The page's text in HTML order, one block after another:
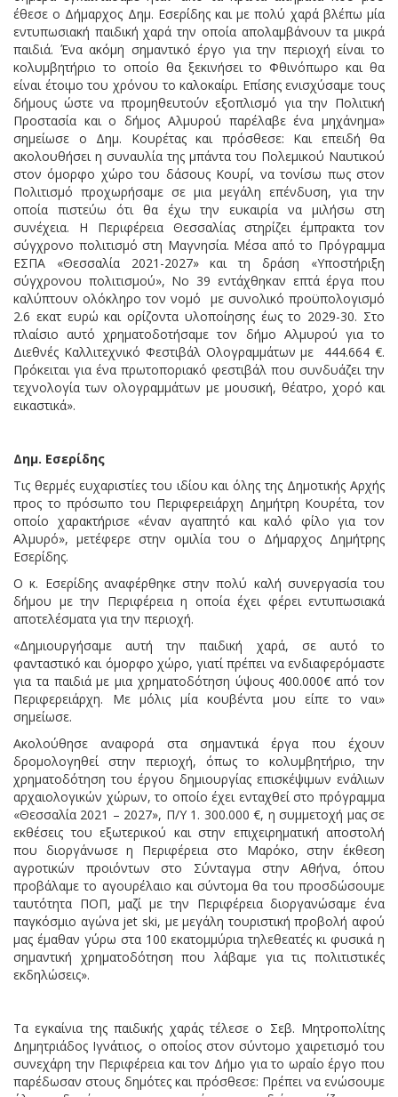
έθεσε ο Δήμαρχος Δημ. Εσερίδης και με πολύ χαρά βλέπω μία
εντυπωσιακή παιδική χαρά την οποία απολαμβάνουν τα μικρά
παιδιά. Ένα ακόμη σημαντικό έργο για την περιοχή είναι το
κολυμβητήριο το οποίο θα ξεκινήσει το Φθινόπωρο και θα
είναι έτοιμο του χρόνου το καλοκαίρι. Επίσης ενισχύσαμε τους
δήμους ώστε να προμηθευτούν εξοπλισμό για την Πολιτική
Προστασία και ο δήμος Αλμυρού παρέλαβε ένα μηχάνημα»
σημείωσε ο Δημ. Κουρέτας και πρόσθεσε: Και επειδή θα
ακολουθήσει η συναυλία της μπάντα του Πολεμικού Ναυτικού
στον όμορφο χώρο του δάσους Κουρί, να τονίσω πως στον
Πολιτισμό προχωρήσαμε σε μια μεγάλη επένδυση, για την
οποία πιστεύω ότι θα έχω την ευκαιρία να μιλήσω στη
συνέχεια. Η Περιφέρεια Θεσσαλίας στηρίζει έμπρακτα τον
σύγχρονο πολιτισμό στη Μαγνησία. Μέσα από το Πρόγραμμα
ΕΣΠΑ «Θεσσαλία 2021-2027» και τη δράση «Υποστήριξη
σύγχρονου πολιτισμού», Νο 39 εντάχθηκαν επτά έργα που
καλύπτουν ολόκληρο τον νομό με συνολικό προϋπολογισμό
2.6 εκατ ευρώ και ορίζοντα υλοποίησης έως το 2029-30. Στο
πλαίσιο αυτό χρηματοδοτήσαμε τον δήμο Αλμυρού για το
Διεθνές Καλλιτεχνικό Φεστιβάλ Ολογραμμάτων με 444.664 €.
Πρόκειται για ένα πρωτοποριακό φεστιβάλ που συνδυάζει την
τεχνολογία των ολογραμμάτων με μουσική, θέατρο, χορό και
εικαστικά».
Δημ. Εσερίδης
Τις θερμές ευχαριστίες του ιδίου και όλης της Δημοτικής Αρχής
προς το πρόσωπο του Περιφερειάρχη Δημήτρη Κουρέτα, τον
οποίο χαρακτήρισε «έναν αγαπητό και καλό φίλο για τον
Αλμυρό», μετέφερε στην ομιλία του ο Δήμαρχος Δημήτρης
Εσερίδης.
Ο κ. Εσερίδης αναφέρθηκε στην πολύ καλή συνεργασία του
δήμου με την Περιφέρεια η οποία έχει φέρει εντυπωσιακά
αποτελέσματα για την περιοχή.
«Δημιουργήσαμε αυτή την παιδική χαρά, σε αυτό το
φανταστικό και όμορφο χώρο, γιατί πρέπει να ενδιαφερόμαστε
για τα παιδιά με μια χρηματοδότηση ύψους 400.000€ από τον
Περιφερειάρχη. Με μόλις μία κουβέντα μου είπε το ναι»
σημείωσε.
Ακολούθησε αναφορά στα σημαντικά έργα που έχουν
δρομολογηθεί στην περιοχή, όπως το κολυμβητήριο, την
χρηματοδότηση του έργου δημιουργίας επισκέψιμων ενάλιων
αρχαιολογικών χώρων, το οποίο έχει ενταχθεί στο πρόγραμμα
«Θεσσαλία 2021 – 2027», Π/Υ 1. 300.000 €, η συμμετοχή μας σε
εκθέσεις του εξωτερικού και στην επιχειρηματική αποστολή
που διοργάνωσε η Περιφέρεια στο Μαρόκο, στην έκθεση
αγροτικών προιόντων στο Σύνταγμα στην Αθήνα, όπου
προβάλαμε το αγουρέλαιο και σύντομα θα του προσδώσουμε
ταυτότητα ΠΟΠ, μαζί με την Περιφέρεια διοργανώσαμε ένα
παγκόσμιο αγώνα jet ski, με μεγάλη τουριστική προβολή αφού
μας έμαθαν γύρω στα 100 εκατομμύρια τηλεθεατές κι φυσικά η
σημαντική χρηματοδότηση που λάβαμε για τις πολιτιστικές
εκδηλώσεις».
Τα εγκαίνια της παιδικής χαράς τέλεσε ο Σεβ. Μητροπολίτης
Δημητριάδος Ιγνάτιος, ο οποίος στον σύντομο χαιρετισμό του
συνεχάρη την Περιφέρεια και τον Δήμο για το ωραίο έργο που
παρέδωσαν στους δημότες και πρόσθεσε: Πρέπει να ενώσουμε